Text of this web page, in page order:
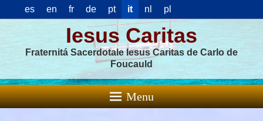
es en fr de pt it nl pl
Iesus Caritas
Fraternitá Sacerdotale Iesus Caritas de Carlo de
Foucauld
Menu